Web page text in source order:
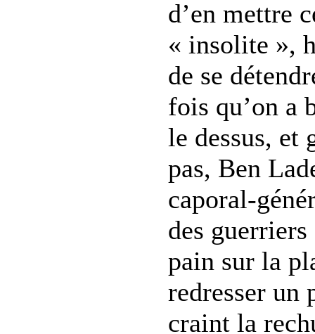
d’en mettre
« insolite »,
de se
fois qu’on a
le dessus, et
pas, Ben
caporal-
des
pain sur la
redresser un
craint la